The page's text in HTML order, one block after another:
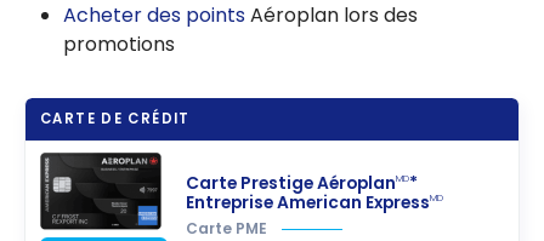
Acheter des pointsAéroplan lors des
promotions
CARTE DE CRÉDIT
Carte Prestige AéroplanMD*
Entreprise American ExpressMD
Carte PME